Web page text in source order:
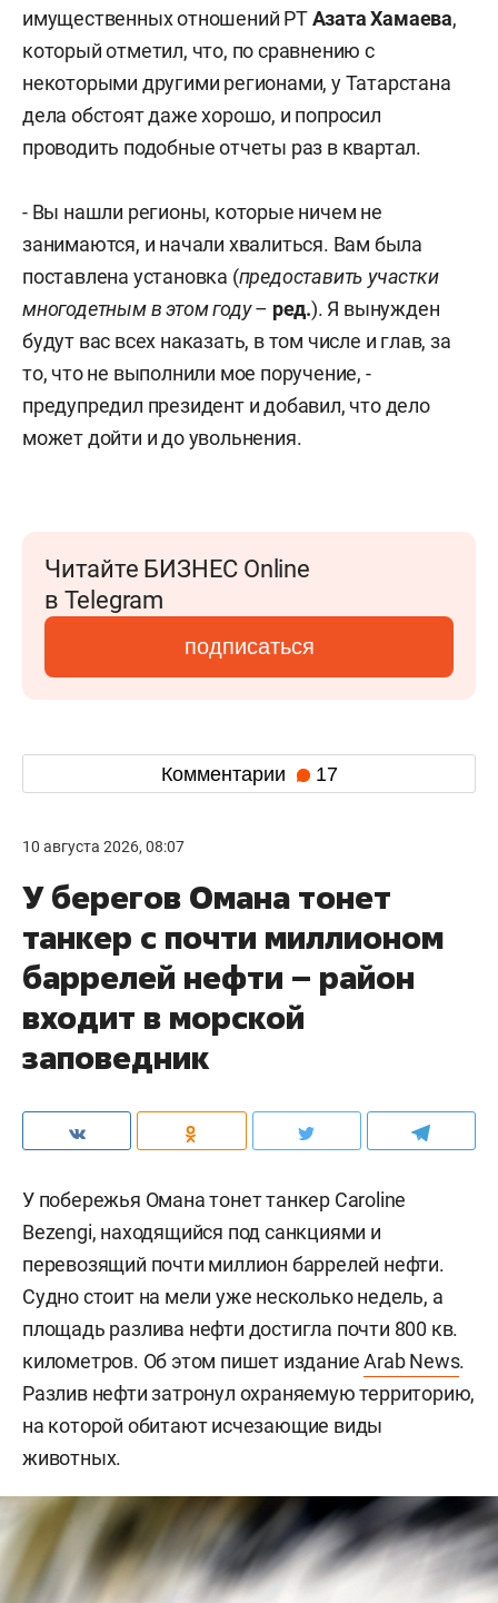
имущественных отношений РТАзата Хамаева,
который отметил, что, по сравнению с
некоторыми другими регионами, у Татарстана
дела обстоят даже хорошо, и попросил
проводить подобные отчеты раз в квартал.
- Вы нашли регионы, которые ничем не
занимаются, и начали хвалиться. Вам была
поставлена установка (предоставить участки
многодетным в этом году– ред.). Я вынужден
будут вас всех наказать, в том числе и глав, за
то, что не выполнили мое поручение, -
предупредил президент и добавил, что дело
может дойти и до увольнения.
Читайте БИЗНЕС Online
в Telegram
подписаться
Комментарии 17
10 августа 2026, 08:07
У берегов Омана тонет
танкер с почти миллионом
баррелей нефти – район
входит в морской
заповедник
У побережья Омана тонет танкер Caroline
Bezengi, находящийся под санкциями и
перевозящий почти миллион баррелей нефти.
Судно стоит на мели уже несколько недель, а
площадь разлива нефти достигла почти 800 кв.
километров. Об этом пишет изданиеArab News.
Разлив нефти затронул охраняемую территорию,
на которой обитают исчезающие виды
животных.